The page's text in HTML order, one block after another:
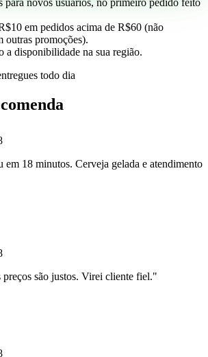
em pedidos acima de R$60 (não
outras promoções).
a disponibilidade na sua região.
todo dia
em 18 minutos. Cerveja gelada e atendimento
preços são justos. Virei cliente fiel."